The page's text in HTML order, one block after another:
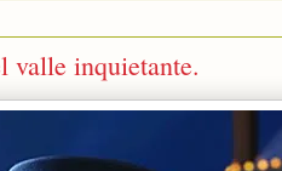
valle inquietante.